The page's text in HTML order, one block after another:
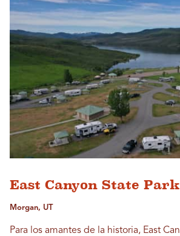
East Canyon State Park
Morgan, UT
Para los amantes de la historia, East